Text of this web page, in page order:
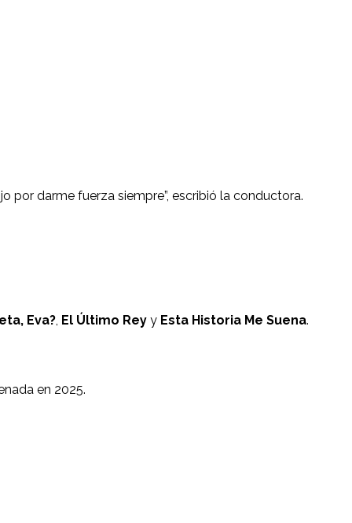
por darme fuerza siempre”, escribió la conductora.
Eva?, El Último Rey y Esta Historia Me Suena.
en 2025.